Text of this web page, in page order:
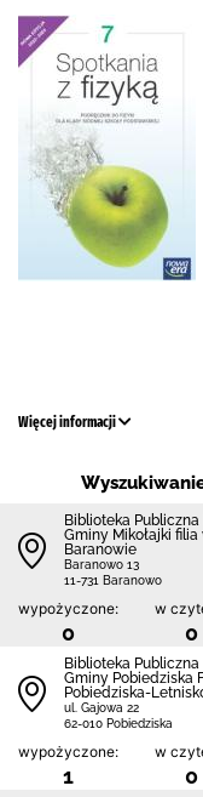
Więcej informacji
Biblioteka Publiczna
Gminy Mikołajki filia
Baranowie
Baranowo 13
11-731 Baranowo
wypożyczone:
0
w
0
Biblioteka Publiczna
Gminy Pobiedziska
Pobiedziska-
ul. Gajowa 22
62-010 Pobiedziska
wypożyczone:
1
w
0